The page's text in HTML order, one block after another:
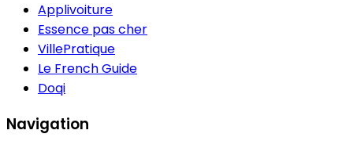
Applivoiture
Essence pas cher
VillePratique
Le French Guide
Doqi
Navigation